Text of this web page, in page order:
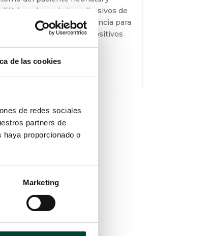
de las cookies
de redes sociales
partners de
proporcionado o
Marketing
el uso de los adhesivos de
médico cobra gran relevancia
la fijación de diferentes
MÁS